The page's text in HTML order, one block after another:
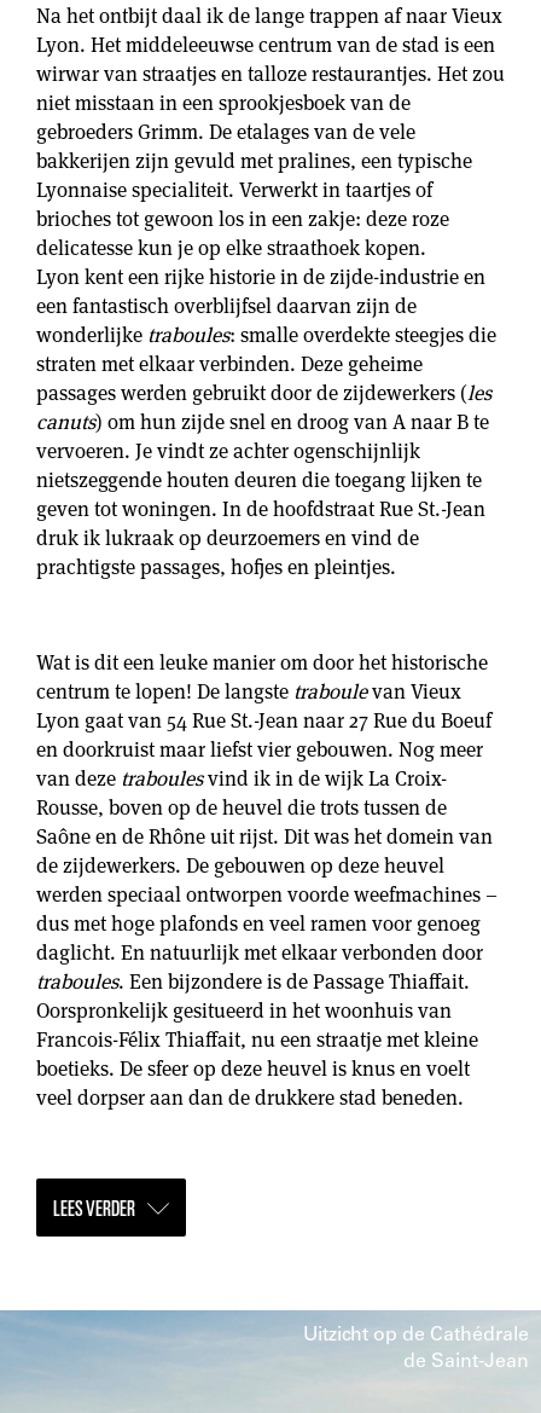
Na het ontbijt daal ik de lange trappen af naar Vieux
Lyon. Het middeleeuwse centrum van de stad is een
wirwar van straatjes en talloze restaurantjes. Het zou
niet misstaan in een sprookjesboek van de
gebroeders Grimm. De etalages van de vele
bakkerijen zijn gevuld met pralines, een typische
Lyonnaise specialiteit. Verwerkt in taartjes of
brioches tot gewoon los in een zakje: deze roze
delicatesse kun je op elke straathoek kopen.
Lyon kent een rijke historie in de zijde-industrie en
een fantastisch overblijfsel daarvan zijn de
wonderlijke traboules: smalle overdekte steegjes die
straten met elkaar verbinden. Deze geheime
passages werden gebruikt door de zijdewerkers (les
canuts) om hun zijde snel en droog van A naar B te
vervoeren. Je vindt ze achter ogenschijnlijk
nietszeggende houten deuren die toegang lijken te
geven tot woningen. In de hoofdstraat Rue St.-Jean
druk ik lukraak op deurzoemers en vind de
prachtigste passages, hofjes en pleintjes.
Wat is dit een leuke manier om door het historische
centrum te lopen! De langste traboulevan Vieux
Lyon gaat van 54 Rue St.-Jean naar 27 Rue du Boeuf
en doorkruist maar liefst vier gebouwen. Nog meer
van deze traboulesvind ik in de wijk La Croix-
Rousse, boven op de heuvel die trots tussen de
Saône en de Rhône uit rijst. Dit was het domein van
de zijdewerkers. De gebouwen op deze heuvel
werden speciaal ontworpen voorde weefmachines –
dus met hoge plafonds en veel ramen voor genoeg
daglicht. En natuurlijk met elkaar verbonden door
traboules. Een bijzondere is de Passage Thiaffait.
Oorspronkelijk gesitueerd in het woonhuis van
Francois-Félix Thiaffait, nu een straatje met kleine
boetieks. De sfeer op deze heuvel is knus en voelt
veel dorpser aan dan de drukkere stad beneden.
LEES VERDER
Uitzicht op de Cathédrale
de Saint-Jean